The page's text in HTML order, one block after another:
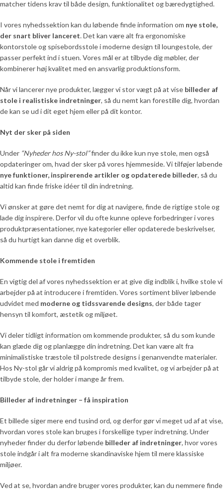
naturtro udtryk, mens mørke brun
antik læder tilfører både elegance
og komfort. Loungeformen gør det
let at sætte sig godt til rette, uanset
om du læser en bog, ser tv eller bare
Farverne matcher let interiør i både
moderne og klassisk stil, og
designet virker robust og
gennemført. Med Hundevad
siddeplads, der indbyder til
Placer den i læsehjørnet, ved et
sidebord eller som ekstra stol i
gæsteområdet. Et møbel med
karakter, som løfter stemningen og
Stolen er ideel til dig, der leder efter
en holdbar lounge stol i læderlook
med trædetaljer, og som ønsker et
tidløst møbel til daglig brug hele
eksklusivt ud og føles behageligt at
og balancerer enkelhed med
karakter, så du får et møbel, der
passer ind i mange indretningsstile.
Lys brun antik læder fremhæver
rummets varme toner, og den lave,
afslappede form inviterer til lange
ved læsehjørnet, ved spisebordet
eller som ekstra siddeplads i
gæsteområdet. Hundevad Lounge
Hundevad Lounge stol i læderlook,
hvis du går op i kvalitet og detaljer.
Den slidstærke overflade og den
stabile konstruktion gør den
matcher tidens krav til både design, funktionalitet og bæredygtighed.
I vores nyhedssektion kan du løbende finde information om nye stole,
der snart bliver lanceret. Det kan være alt fra ergonomiske
kontorstole og spisebordsstole i moderne design til loungestole, der
passer perfekt ind i stuen. Vores mål er at tilbyde dig møbler, der
kombinerer høj kvalitet med en ansvarlig produktionsform.
Når vi lancerer nye produkter, lægger vi stor vægt på at vise billeder af
stole i realistiske indretninger, så du nemt kan forestille dig, hvordan
de kan se ud i dit eget hjem eller på dit kontor.
Nyt der sker på siden
Under “Nyheder hos Ny-stol”finder du ikke kun nye stole, men også
opdateringer om, hvad der sker på vores hjemmeside. Vi tilføjer løbende
nye funktioner, inspirerende artikler og opdaterede billeder, så du
altid kan finde friske idéer til din indretning.
Vi ønsker at gøre det nemt for dig at navigere, finde de rigtige stole og
lade dig inspirere. Derfor vil du ofte kunne opleve forbedringer i vores
produktpræsentationer, nye kategorier eller opdaterede beskrivelser,
så du hurtigt kan danne dig et overblik.
Kommende stole i fremtiden
En vigtig del af vores nyhedssektion er at give dig indblik i, hvilke stole vi
arbejder på at introducere i fremtiden. Vores sortiment bliver løbende
udvidet med moderne og tidssvarende designs, der både tager
hensyn til komfort, æstetik og miljøet.
Vi deler tidligt information om kommende produkter, så du som kunde
kan glæde dig og planlægge din indretning. Det kan være alt fra
minimalistiske træstole til polstrede designs i genanvendte materialer.
Hos Ny-stol går vi aldrig på kompromis med kvalitet, og vi arbejder på at
tilbyde stole, der holder i mange år frem.
Billeder af indretninger – få inspiration
Et billede siger mere end tusind ord, og derfor gør vi meget ud af at vise,
hvordan vores stole kan bruges i forskellige typer indretning. Under
nyheder finder du derfor løbende billeder af indretninger, hvor vores
stole indgår i alt fra moderne skandinaviske hjem til mere klassiske
miljøer.
Ved at se, hvordan andre bruger vores produkter, kan du nemmere finde